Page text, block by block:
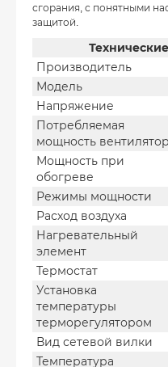
сгорания, с понятными
защитой.
Производитель
Модель
Напряжение
Потребляемая
мощность
Мощность при
обогреве
Режимы мощности
Расход воздуха
Нагревательный
элемент
Термостат
Установка
температуры
терморегулятором
Вид сетевой вилки
Температура